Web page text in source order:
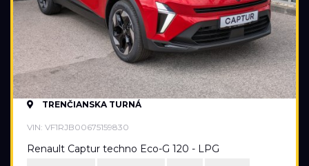
TRENČIANSKA TURNÁ
VIN: VF1RJB00675159830
Renault Captur techno Eco-G 120 - LPG